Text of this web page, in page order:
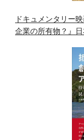
ドキュメンタリー
企業の所有物？』日